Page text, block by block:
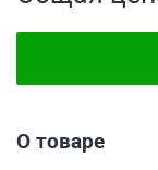
О товаре